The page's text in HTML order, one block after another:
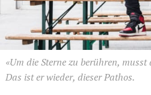
«Um die Sterne zu berühren,
Das ist er wieder, dieser Pathos.